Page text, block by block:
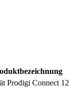
Prodigi Connect